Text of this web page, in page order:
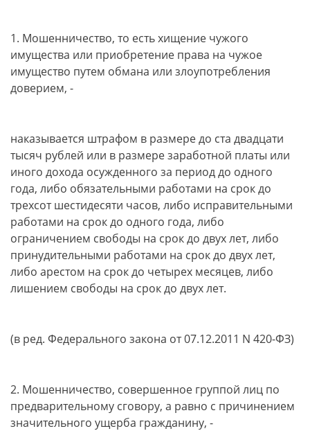
1. Мошенничество, то есть хищение чужого
имущества или приобретение права на чужое
имущество путем обмана или злоупотребления
доверием, -
наказывается штрафом в размере до ста двадцати
тысяч рублей или в размере заработной платы или
иного дохода осужденного за период до одного
года, либо обязательными работами на срок до
трехсот шестидесяти часов, либо исправительными
работами на срок до одного года, либо
ограничением свободы на срок до двух лет, либо
принудительными работами на срок до двух лет,
либо арестом на срок до четырех месяцев, либо
лишением свободы на срок до двух лет.
(в ред. Федерального закона от 07.12.2011 N 420-ФЗ)
2. Мошенничество, совершенное группой лиц по
предварительному сговору, а равно с причинением
значительного ущерба гражданину, -